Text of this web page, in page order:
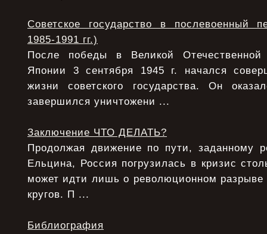
Советское государство в послевоенный
1985-1991 гг.)
После победы в Великой
Японии 3 сентября 1945 г. начался
жизни советского государства. Он
завершился уничтожени ...
Заключение ЧТО ДЕЛАТЬ?
Продолжая движение по пути, заданному
Ельцина, Россия погрузилась в кризис
может идти лишь о революционном
кругов. П ...
Библиография